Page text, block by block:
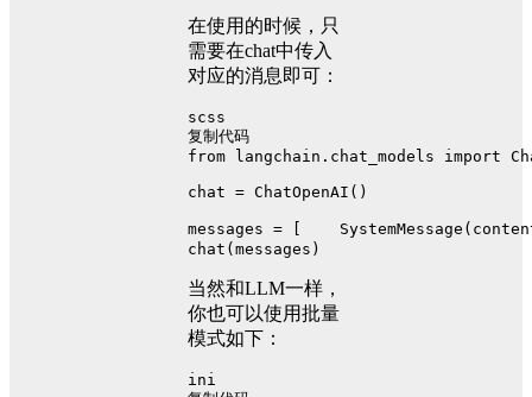
在使用的时候，只
需要在chat中传入
对应的消息即可：
scss
复制代码
from langchain .chat_models import
chat = ChatOpenAI ()
messages =
[
chat (messages)
当然和LLM一样，
你也可以使用批量
模式如下：
ini